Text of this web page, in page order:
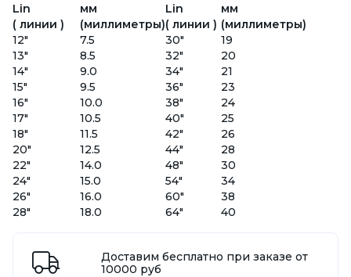
Lin
мм Lin
мм
( линии )
(миллиметры)( линии ) (миллиметры)
12"
7.5 30"
19
13"
8.5 32"
20
14"
9.0 34"
21
15"
9.5 36"
23
16"
10.0 38"
24
17"
10.5 40"
25
18"
11.5 42"
26
20"
12.5 44"
28
22"
14.0 48"
30
24"
15.0 54"
34
26"
16.0 60"
38
28"
18.0 64" 40
Доставим бесплатно при заказе от
10000 руб